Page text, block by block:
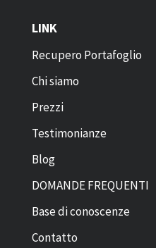
LINK
Recupero Portafoglio
Chi siamo
Prezzi
Testimonianze
Blog
DOMANDE FREQUENTI
Base di conoscenze
Contatto